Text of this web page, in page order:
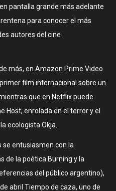
pantalla grande más adelante
para conocer el más
autores del cine
más, en Amazon Prime Video
film internacional sobre un
que en Netflix puede
Host, enrolada en el terror y el
ecologista Okja.
se entusiasmen con la
de la poética Burning y la
del público argentino),
abril Tiempo de caza, uno de